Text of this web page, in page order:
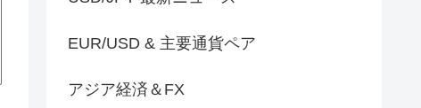
EUR/USD & 主要通貨ペア
アジア経済＆FX